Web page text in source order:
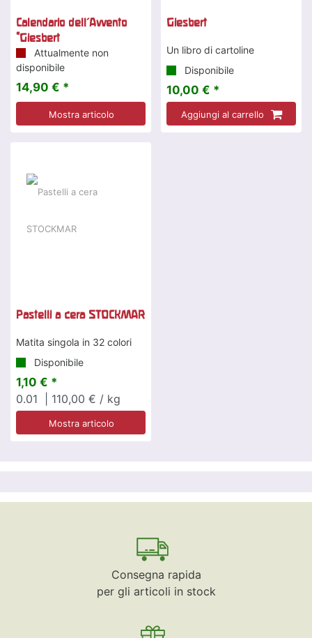
Calendario dell'Avvento
"Giesbert
Attualmente non
disponibile
14,90 € *
Mostra articolo
Giesbert
Un libro di cartoline
Disponibile
10,00 € *
Aggiungi al carrello
Pastelli a cera STOCKMAR
Matita singola in 32 colori
Disponibile
1,10 € *
0.01
| 110,00 € / kg
Mostra articolo
Consegna rapida
per gli articoli in stock